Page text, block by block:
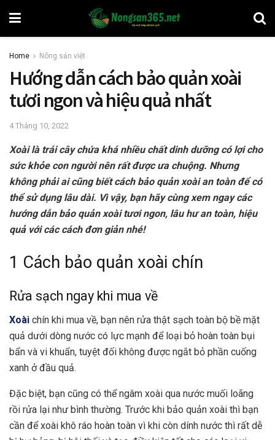
Home Nông sản việt
Hướng dẫn cách bảo quản xoài
tươi ngon và hiệu quả nhất
4 Tháng 10, 2022
Xoài là trái cây chứa khá nhiều chất dinh dưỡng có lợi cho
sức khỏe con người nên rất được ưa chuộng. Nhưng
không phải ai cũng biết cách bảo quản xoài an toàn để có
thể sử dụng lâu dài. Vì vậy, bạn hãy cùng xem ngay các
hướng dẫn bảo quản xoài tươi ngon, lâu hư an toàn, hiệu
quả với các cách đơn giản nhé!
1 Cách bảo quản xoài chín
Rửa sạch ngay khi mua về
Xoài chín khi mua về, bạn nên rửa thật sạch toàn bộ bề mặt
quả dưới dòng nước có lực mạnh để loại bỏ hoàn toàn bụi
bẩn và vi khuẩn, tuyệt đối không được ngắt bỏ phần cuống
xanh ở đầu quả.
Đặc biệt, bạn cũng có thể ngâm xoài qua nước muối loãng
rồi rửa lại như bình thường. Trước khi bảo quản xoài thì bạn
cần để xoài khô ráo hoàn toàn vì khi còn dính nước thì rất dễ